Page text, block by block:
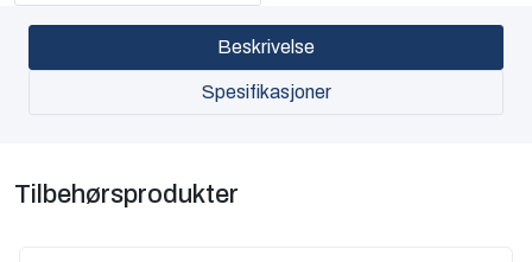
Beskrivelse
Spesifikasjoner
Tilbehørsprodukter